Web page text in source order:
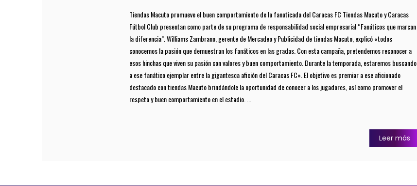
Tiendas Macuto promueve el buen comportamiento de la fanaticada del Caracas FC Tiendas Macuto y Caracas
Fútbol Club presentan como parte de su programa de responsabilidad social empresarial “Fanáticos que marcan
la diferencia”. Williams Zambrano, gerente de Mercadeo y Publicidad de tiendas Macuto, explicó «todos
conocemos la pasión que demuestran los fanáticos en las gradas. Con esta campaña, pretendemos reconocer a
esos hinchas que viven su pasión con valores y buen comportamiento. Durante la temporada, estaremos buscando
a ese fanático ejemplar entre la gigantesca afición del Caracas FC». El objetivo es premiar a ese aficionado
destacado con tiendas Macuto brindándole la oportunidad de conocer a los jugadores, así como promover el
respeto y buen comportamiento en el estadio. ...
Leer más